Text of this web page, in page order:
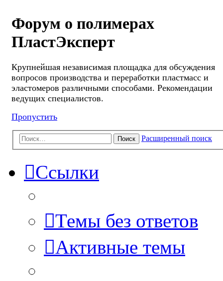
Форум о полимерах
ПластЭксперт
Крупнейшая независимая площадка для обсуждения
вопросов производства и переработки пластмасс и
эластомеров различными способами. Рекомендации
ведущих специалистов.
Пропустить
Поиск Расширенный поиск
Ссылки
Темы без ответов
Активные темы